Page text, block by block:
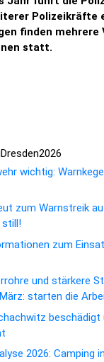
Polizeikräfte
finden
statt.
auf
Ausbildung mit
wichtig:
zum Warnstreik
still!
zum
und stärkere
starten die
beschädigt
2026: Camping